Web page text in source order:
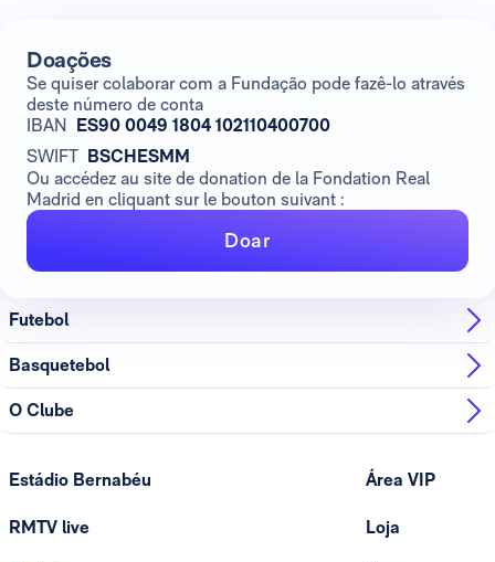
Doações
Se quiser colaborar com a Fundação pode fazê-lo através
deste número de conta
IBAN ES90 0049 1804 102110400700
SWIFT BSCHESMM
Ou accédez au site de donation de la Fondation Real
Madrid en cliquant sur le bouton suivant :
Doar
Futebol
Basquetebol
O Clube
Estádio Bernabéu
RMTV live
Área VIP
Loja